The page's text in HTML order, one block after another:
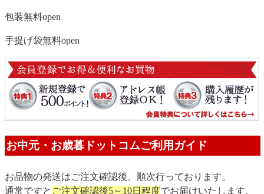
包装無料open
手提げ袋無料open
お中元・お歳暮ドットコムご利用ガイド
お品物の発送はご注文確認後、順次行っております。
通常ですと ご注文確認後5～10日程度でお届けいたします。